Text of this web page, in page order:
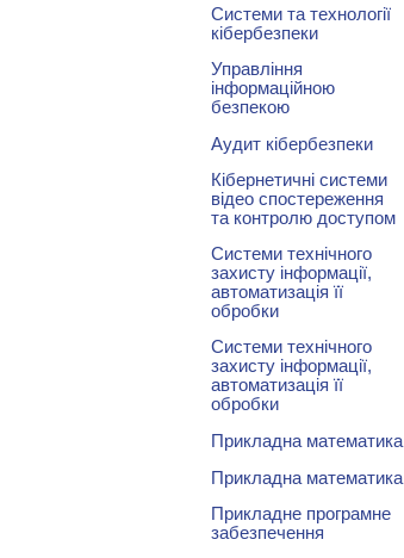
Системи та технології
кібербезпеки
Управління
інформаційною
безпекою
Аудит кібербезпеки
Кібернетичні системи
відео спостереження
та контролю доступом
Системи технічного
захисту інформації,
автоматизація її
обробки
Системи технічного
захисту інформації,
автоматизація її
обробки
Прикладна математика
Прикладна математика
Прикладне програмне
забезпечення